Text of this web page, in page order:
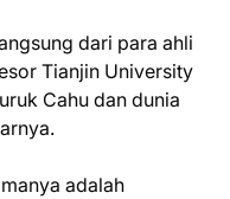
dari para ahli
Tianjin University
Cahu dan dunia
adalah